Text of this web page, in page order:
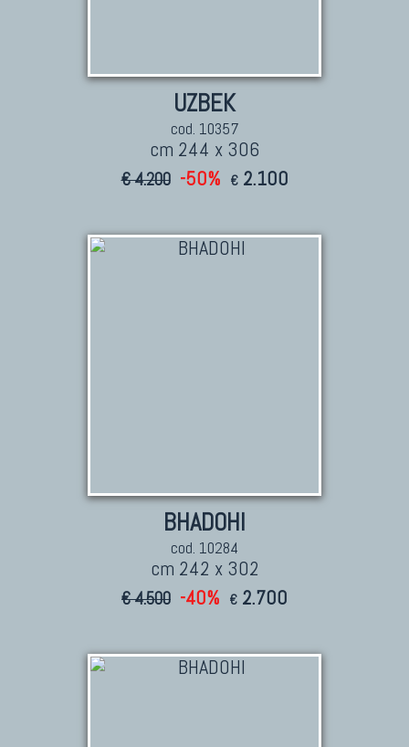
UZBEK
cod. 10357
cm 244 x 306
€ 4.200 -50% € 2.100
BHADOHI
cod. 10284
cm 242 x 302
€ 4.500 -40% € 2.700